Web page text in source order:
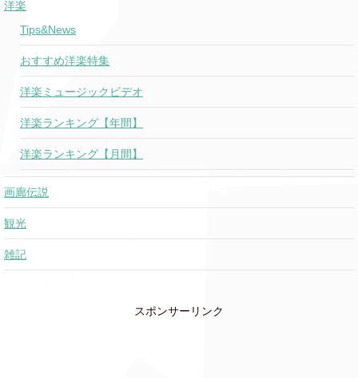
洋楽
Tips&News
おすすめ洋楽特集
洋楽ミュージックビデオ
洋楽ランキング【年間】
洋楽ランキング【月間】
画廊伝説
観光
雑記
スポンサーリンク